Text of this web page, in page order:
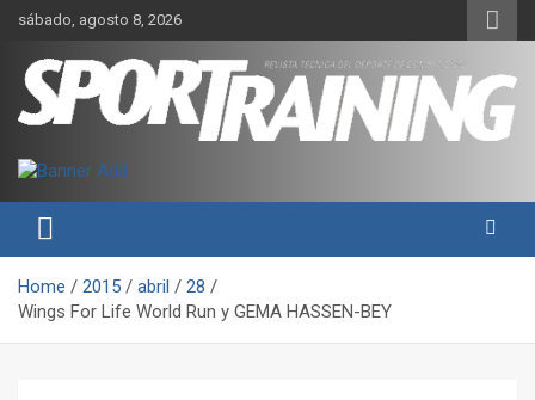
Skip
content
sábado, agosto 8, 2026
Revista técnica del deporte
Sport Training
rendimiento, nutrición y entrenamiento.
Home 2015 abril
28
Wings For Life World Run y GEMA HASSEN-BEY